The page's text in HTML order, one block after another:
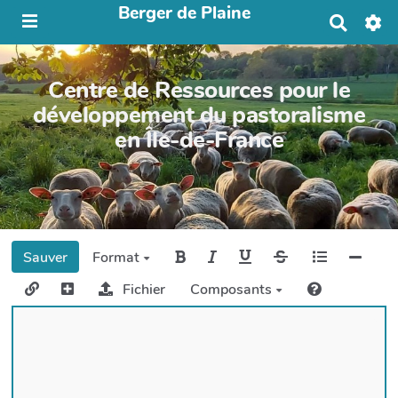
Berger de Plaine
h
e
r
c
h
e
r
Centre de Ressources pour le
développement du pastoralisme
en Île-de-France
Sauver
Format
Fichier
Composants